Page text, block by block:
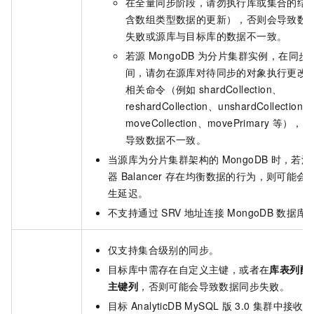
含数组类型数据的更新），否则会导致数
失败或源库与目标库的数据不一致。
若源 MongoDB 为分片集群实例，在同步
间，请勿在源库对待同步的对象执行更改
相关命令（例如 shardCollection、
reshardCollection、unshardCollection、
moveCollection、movePrimary 等），
导致数据不一致。
当源库为分片集群架构的 MongoDB 时，若
器 Balancer 存在均衡数据的行为，则可能会
生延迟。
不支持通过 SRV 地址连接 MongoDB 数据库
仅支持集合级别的同步。
目标库中需存在自定义主键，或者在库表列配
主键列 ，否则可能会导致数据同步失败。
目标 AnalyticDB MySQL 版 3.0 集群中接收